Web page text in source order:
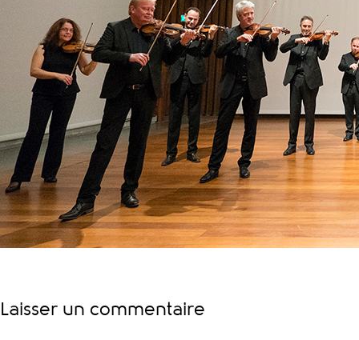
Laisser un commentaire